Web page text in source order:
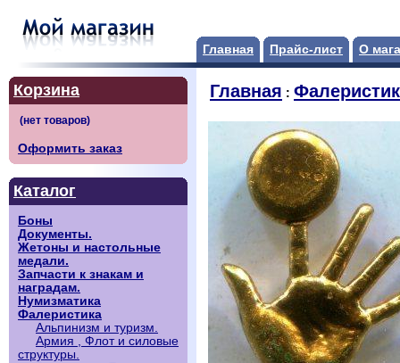
Главная Прайс-лист О
Корзина
Оформить заказ
Каталог
Боны
Документы.
Жетоны и настольные
медали.
Запчасти к знакам и
наградам.
Нумизматика
Фалеристика
Альпинизм и туризм.
Армия , Флот и силовые
структуры.
Главная :